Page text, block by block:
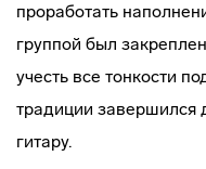
проработать
группой был
учесть все тонкости
традиции завершился
гитару.